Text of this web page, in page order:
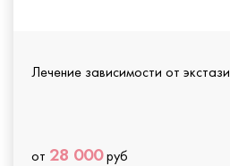
Лечение зависимости от экстази
от 28 000руб